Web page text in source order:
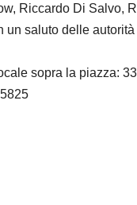
Riccardo Di Salvo,
un saluto delle
sopra la piazza: